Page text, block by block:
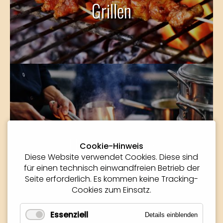
Cookie-Hinweis
Diese Website verwendet Cookies. Diese sind
für einen technisch einwandfreien Betrieb der
Seite erforderlich. Es kommen keine Tracking-
Cookies zum Einsatz.
Essenziell Details einblenden
Grillen
Hauptgerichte